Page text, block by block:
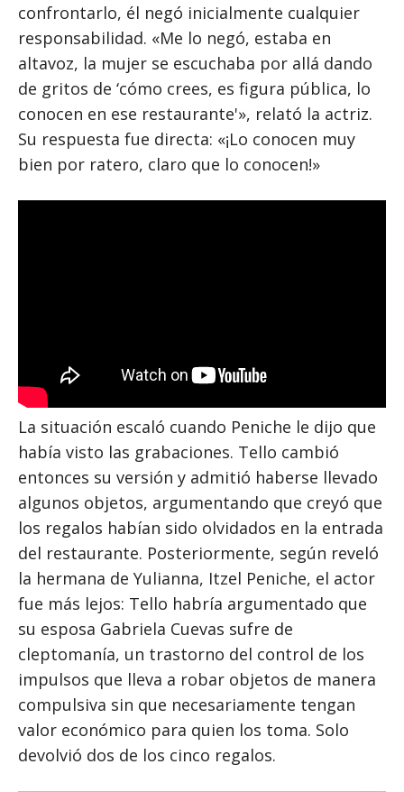
confrontarlo, él negó inicialmente cualquier
responsabilidad. «Me lo negó, estaba en
altavoz, la mujer se escuchaba por allá dando
de gritos de ‘cómo crees, es figura pública, lo
conocen en ese restaurante'», relató la actriz.
Su respuesta fue directa: «¡Lo conocen muy
bien por ratero, claro que lo conocen!»
La situación escaló cuando Peniche le dijo que
había visto las grabaciones. Tello cambió
entonces su versión y admitió haberse llevado
algunos objetos, argumentando que creyó que
los regalos habían sido olvidados en la entrada
del restaurante. Posteriormente, según reveló
la hermana de Yulianna, Itzel Peniche, el actor
fue más lejos: Tello habría argumentado que
su esposa Gabriela Cuevas sufre de
cleptomanía, un trastorno del control de los
impulsos que lleva a robar objetos de manera
compulsiva sin que necesariamente tengan
valor económico para quien los toma. Solo
devolvió dos de los cinco regalos.